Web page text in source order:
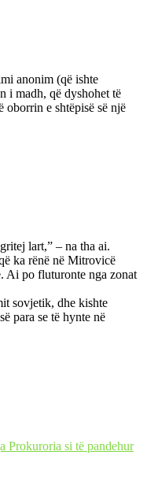
anonim (që ishte
i madh, që dyshohet të
oborrin e shtëpisë së një
lart,” – na tha ai.
ka rënë në Mitrovicë
Ai po fluturonte nga zonat
sovjetik, dhe kishte
para se të hynte në